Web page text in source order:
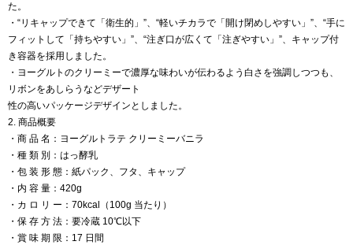
た。
・“リキャップできて「衛生的」”、“軽いチカラで「開け閉めしやすい」”、“手に
フィットして「持ちやすい」”、“注ぎ口が広くて「注ぎやすい」”、キャップ付
き容器を採用しました。
・ヨーグルトのクリーミーで濃厚な味わいが伝わるよう白さを強調しつつも、
リボンをあしらうなどデザート
性の高いパッケージデザインとしました。
2. 商品概要
・商 品 名：ヨーグルトラテ クリーミーバニラ
・種 類 別：はっ酵乳
・包 装 形 態：紙パック、フタ、キャップ
・内 容 量：420g
・カ ロ リ ー：70kcal（100g 当たり）
・保 存 方 法：要冷蔵 10℃以下
・賞 味 期 限：17 日間